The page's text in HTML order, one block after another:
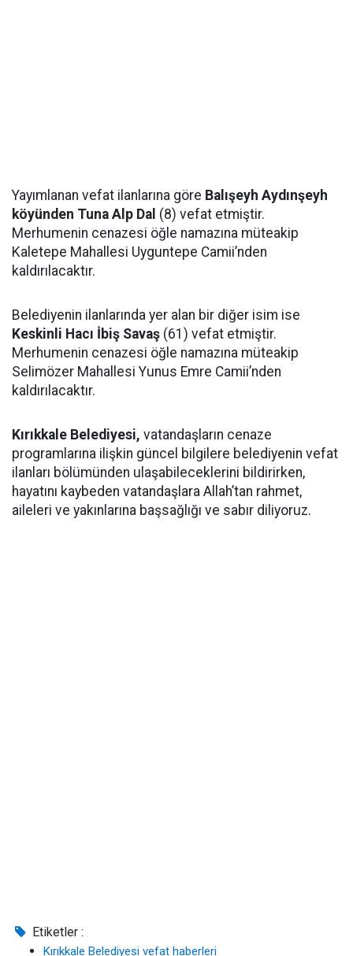
Yayımlanan vefat ilanlarına göre Balışeyh Aydınşeyh
köyünden Tuna Alp Dal (8) vefat etmiştir.
Merhumenin cenazesi öğle namazına müteakip
Kaletepe Mahallesi Uyguntepe Camii’nden
kaldırılacaktır.
Belediyenin ilanlarında yer alan bir diğer isim ise
Keskinli Hacı İbiş Savaş (61) vefat etmiştir.
Merhumenin cenazesi öğle namazına müteakip
Selimözer Mahallesi Yunus Emre Camii’nden
kaldırılacaktır.
Kırıkkale Belediyesi, vatandaşların cenaze
programlarına ilişkin güncel bilgilere belediyenin vefat
ilanları bölümünden ulaşabileceklerini bildirirken,
hayatını kaybeden vatandaşlara Allah’tan rahmet,
aileleri ve yakınlarına başsağlığı ve sabır diliyoruz.
Etiketler :
Kırıkkale Belediyesi vefat haberleri